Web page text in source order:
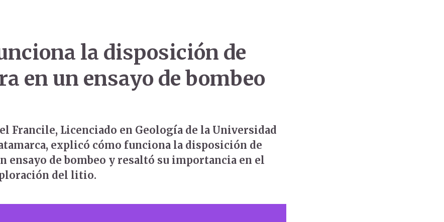
la disposición de
en un ensayo de bombeo
Francile, Licenciado en Geología de la Universidad
explicó cómo funciona la disposición de
ensayo de bombeo y resaltó su importancia en el
del litio.